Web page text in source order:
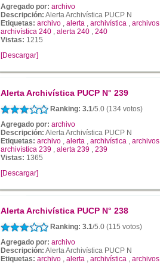
Agregado por: archivo
Descripción: Alerta Archivística PUCP N
Etiquetas: archivo alerta archivística archivos
archivística 240
alerta 240
240
Vistas: 1215
[Descargar]
Alerta Archivística PUCP N° 239
Ranking: 3.1/5.0 (134 votos)
Agregado por: archivo
Descripción: Alerta Archivística PUCP N
Etiquetas: archivo alerta archivística archivos
archivística 239
alerta 239
239
Vistas: 1365
[Descargar]
Alerta Archivística PUCP N° 238
Ranking: 3.1/5.0 (115 votos)
Agregado por: archivo
Descripción: Alerta Archivística PUCP N
Etiquetas: archivo alerta archivística archivos